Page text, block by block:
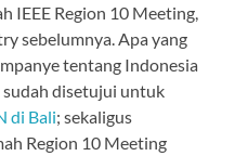
IEEE Region 10 Meeting,
sebelumnya. Apa yang
tentang Indonesia
sudah disetujui untuk
di Bali; sekaligus
Region 10 Meeting